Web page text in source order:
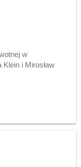
w
i Mirosław